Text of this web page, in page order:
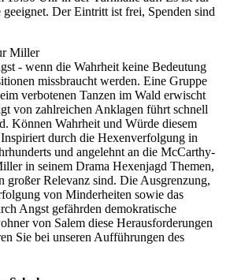
Der Eintritt ist frei, Spenden sind
Miller
- wenn die Wahrheit keine Bedeutung
missbraucht werden. Eine Gruppe
verbotenen Tanzen im Wald erwischt
von zahlreichen Anklagen führt schnell
Können Wahrheit und Würde diesem
durch die Hexenverfolgung in
und angelehnt an die McCarthy-
in seinem Drama Hexenjagd Themen,
großer Relevanz sind. Die Ausgrenzung,
von Minderheiten sowie das
Angst gefährden demokratische
von Salem diese Herausforderungen
Sie bei unseren Aufführungen des